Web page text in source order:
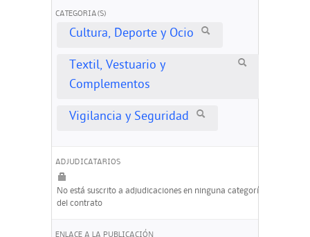
CATEGORIA(S)
Cultura, Deporte y Ocio
Textil, Vestuario y
Complementos
Vigilancia y Seguridad
ADJUDICATARIOS
No está suscrito a adjudicaciones en ninguna categoría
del contrato
ENLACE A LA PUBLICACIÓN